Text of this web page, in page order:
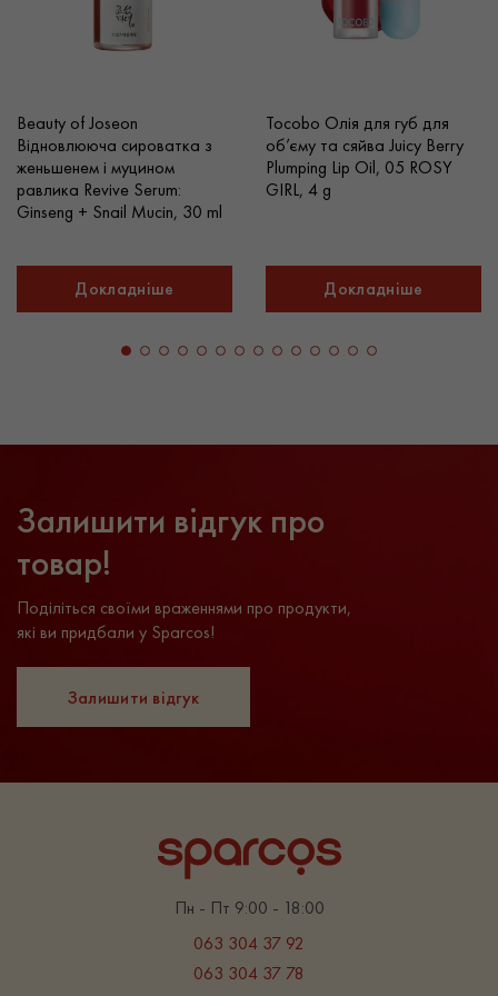
як ексклюзивний дистриб’ютор косметики Pippa of
London, організує оптовий продаж косметики за
Beauty of Joseon
Відновлююча сироватка з
женьшенем і муцином
равлика Revive Serum:
Ginseng + Snail Mucin, 30 ml
Докладніше
Tocobo Олія для губ для
об’єму та сяйва Juicy Berry
Plumping Lip Oil, 05 ROSY
GIRL, 4 g
Докладніше
Залишити відгук про
товар!
Поділіться своїми враженнями про продукти,
які ви придбали у Sparcos!
Залишити відгук
Пн - Пт 9:00 - 18:00
063 304 37 92
063 304 37 78